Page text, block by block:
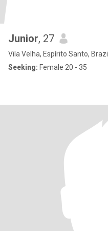
Junior, 27
Vila Velha, Espírito Santo, Brazil
Seeking: Female 20 - 35